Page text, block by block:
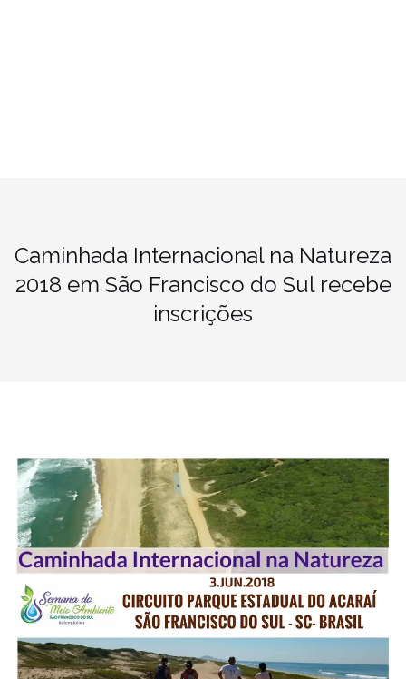
Caminhada Internacional na Natureza
2018 em São Francisco do Sul recebe
inscrições